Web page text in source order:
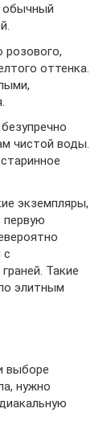
обычный
оттенка.
чистой воды.
экземпляры,
с
Такие
элитным
выборе
нужно